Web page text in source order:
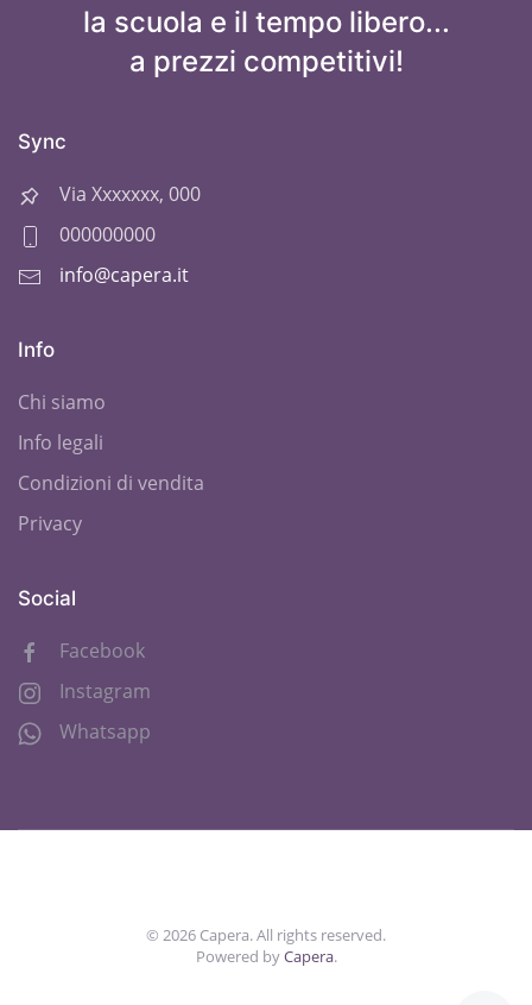
la scuola e il tempo libero...
a prezzi competitivi!
Sync
Via Xxxxxxx, 000
000000000
info@capera.it
Info
Chi siamo
Info legali
Condizioni di vendita
Privacy
Social
Facebook
Instagram
Whatsapp
© 2026 Capera. All rights reserved.
Powered byCapera.